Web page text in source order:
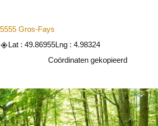
5555 Gros-Fays
Lat : 49.86955Lng : 4.98324
Coördinaten gekopieerd